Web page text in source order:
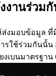
งานร่วม
งมอบข้อมูล
ารใช้ร่วมกัน
ยงเบนมาตร